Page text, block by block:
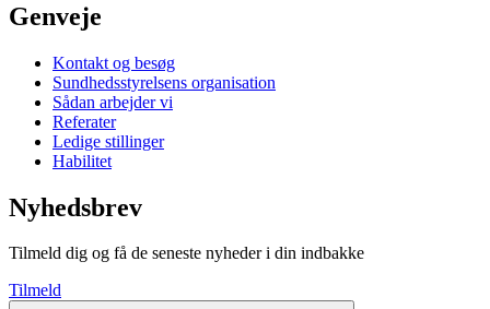
Genveje
Kontakt og besøg
Sundhedsstyrelsens organisation
Sådan arbejder vi
Referater
Ledige stillinger
Habilitet
Nyhedsbrev
Tilmeld dig og få de seneste nyheder i din indbakke
Tilmeld